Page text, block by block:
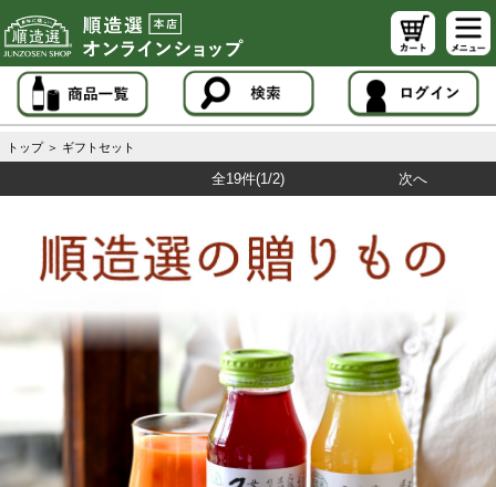
トップ ＞ ギフトセット
全19件(1/2) 次へ